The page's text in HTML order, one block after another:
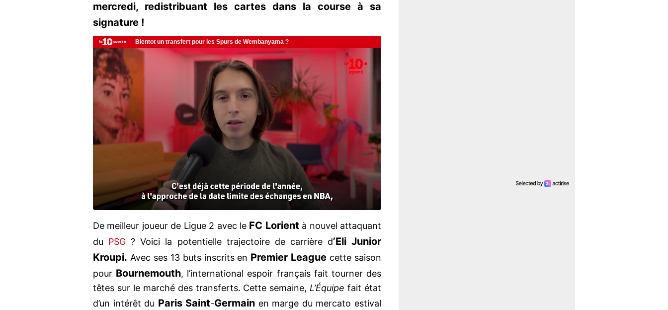
mercredi, redistribuant les cartes dans la course à sa
signature !
De meilleur joueur de Ligue 2 avec le FC Lorient à nouvel attaquant
du PSG? Voici la potentielle trajectoire de carrière d’Eli Junior
Kroupi. Avec ses 13 buts inscrits en Premier League cette saison
pour Bournemouth, l’international espoir français fait tourner des
têtes sur le marché des transferts. Cette semaine,L’Équipefait état
d’un intérêt du Paris Saint-Germain en marge du mercato estival